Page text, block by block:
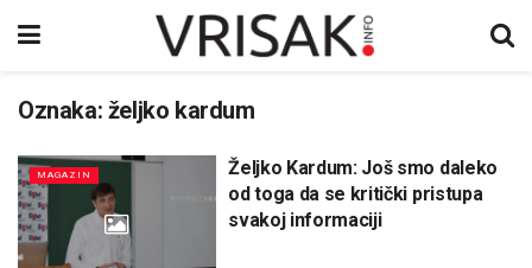
Oznaka: željko kardum
MAGAZIN
Željko Kardum: Još smo daleko
od toga da se kritički pristupa
svakoj informaciji